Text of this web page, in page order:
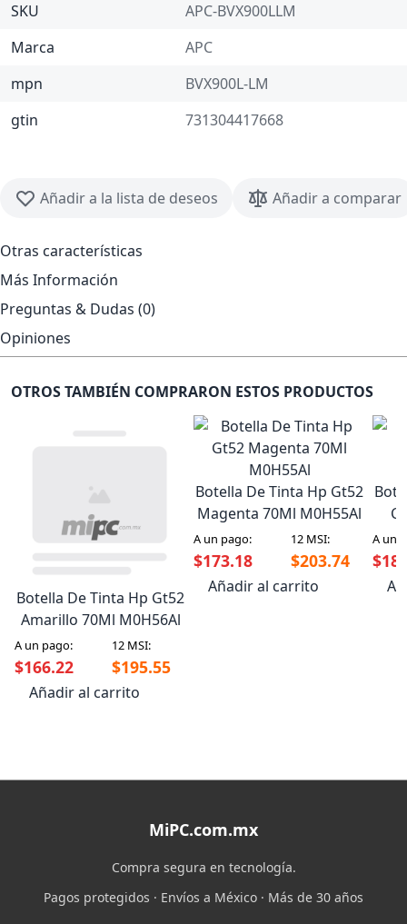
SKU
APC-BVX900LLM
Marca
APC
mpn
BVX900L-LM
gtin
731304417668
Añadir a la lista de deseos Añadir a comparar
Otras características
Más Información
Preguntas & Dudas (0)
Opiniones
OTROS TAMBIÉN COMPRARON ESTOS PRODUCTOS
Botella De Tinta Hp Gt52
Amarillo 70Ml M0H56Al
A un pago: 12 MSI:
$166.22 $195.55
Añadir al carrito
Botella De Tinta Hp Gt52
Magenta 70Ml M0H55Al
A un pago: 12 MSI:
$173.18 $203.74
Añadir al carrito
A un
MiPC.com.mx
Compra segura en tecnología.
Pagos protegidos · Envíos a México · Más de 30 años